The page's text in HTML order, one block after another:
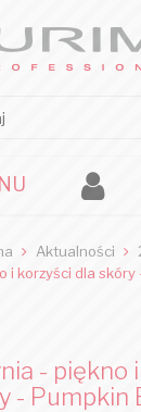
Aktualności
i korzyści dla skóry
- piękno
- Pumpkin